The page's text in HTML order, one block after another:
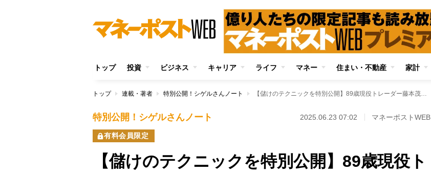
トップ 投資 ビジネス キャリア ライフ マネー 住まい・不動産 家計
トップ 連載・著者 特別公開！シゲルさんノート 【儲けのテクニックを特別公開】89歳現役トレーダー藤本茂氏が「シゲルさんノート」を解説 M＆A、RSIに加え「親子上場解消」に注目した売買も
特別公開！シゲルさんノート 2025.06.23 07:02 マネーポストWEB
有料会員限定
【儲けのテクニックを特別公開】89歳現役ト